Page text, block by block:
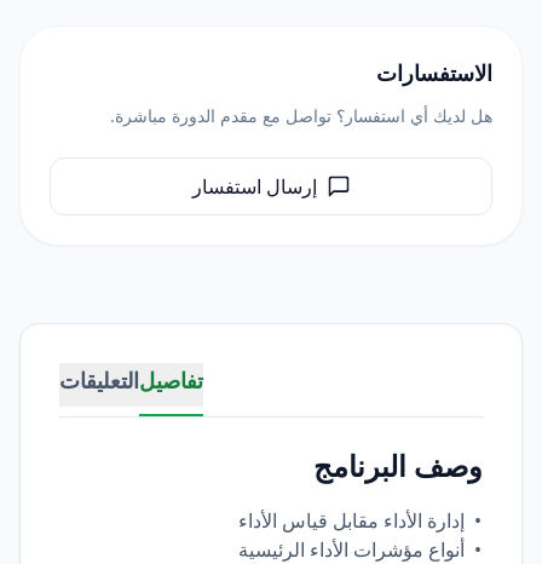
تفاصيلالتعليقات
وصف البرنامج
• إدارة الأداء مقابل قياس الأداء
• أنواع مؤشرات الأداء الرئيسية
الاستفسارات
هل لديك أي استفسار؟ تواصل مع مقدم الدورة مباشرة.
إرسال استفسار